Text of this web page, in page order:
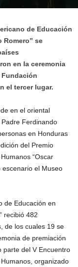
de Educación
Romero” se
en la ceremonia
el tercer lugar.
en el oriental
Ferdinando
en Honduras
del Premio
“Oscar
escenario el Museo
de Educación en
recibió 482
de los cuales 19 se
de premiación
parte del V Encuentro
organizado